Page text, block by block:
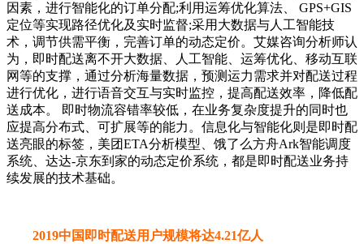
因素，进行智能化的订单分配;利用运筹优化算法、 GPS+GIS
定位等实现路径优化及实时监督;采用大数据与人工智能技
术，调节供需平衡，完善订单的动态定价。艾媒咨询分析师认
为，即时配送离不开大数据、人工智能、运筹优化、移动互联
网等的支撑，通过分析海量数据，预测运力需求并对配送过程
进行优化，进行语音交互与实时监控，提高配送效率，降低配
送成本。 即时物流容错率较低，在业务复杂度提升的同时也
应提高分布式、可扩展等的能力。信息化与智能化则是即时配
送亮眼的标签，美团ETA分析模型、饿了么方舟Ark智能调度
系统、达达-京东到家的动态定价系统，都是即时配送业务持
续发展的技术基础。
2019中国即时配送用户规模将达4.21亿人